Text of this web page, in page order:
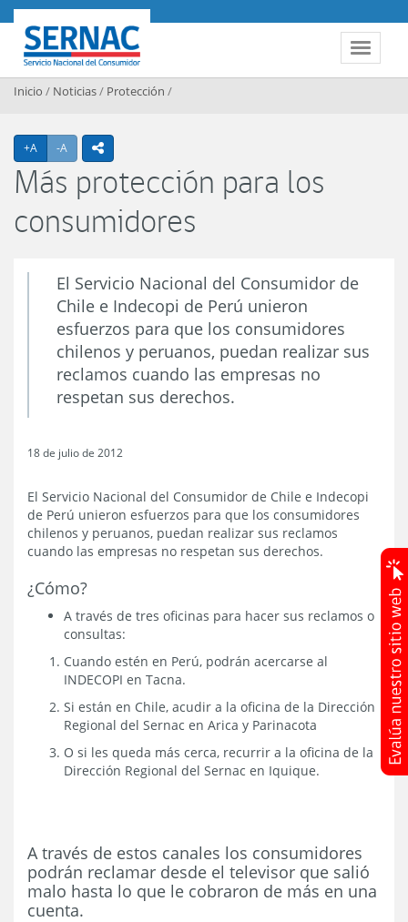
Contenido principal
Toggle
SERNAC
Inicio / Noticias/ Protección /
+A Agrandar texto
-A Achicar textoicono compartir
Más protección para los
consumidores
El Servicio Nacional del Consumidor de
Chile e Indecopi de Perú unieron
esfuerzos para que los consumidores
chilenos y peruanos, puedan realizar sus
reclamos cuando las empresas no
respetan sus derechos.
18 de julio de 2012
El Servicio Nacional del Consumidor de Chile e Indecopi
de Perú unieron esfuerzos para que los consumidores
chilenos y peruanos, puedan realizar sus reclamos
cuando las empresas no respetan sus derechos.
¿Cómo?
A través de tres oficinas para hacer sus reclamos o
consultas:
Cuando estén en Perú, podrán acercarse al
INDECOPI en Tacna.
Si están en Chile, acudir a la oficina de la Dirección
Regional del Sernac en Arica y Parinacota
O si les queda más cerca, recurrir a la oficina de la
Dirección Regional del Sernac en Iquique.
A través de estos canales los consumidores
podrán reclamar desde el televisor que salió
malo hasta lo que le cobraron de más en una
cuenta.